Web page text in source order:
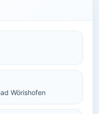
Wörishofen